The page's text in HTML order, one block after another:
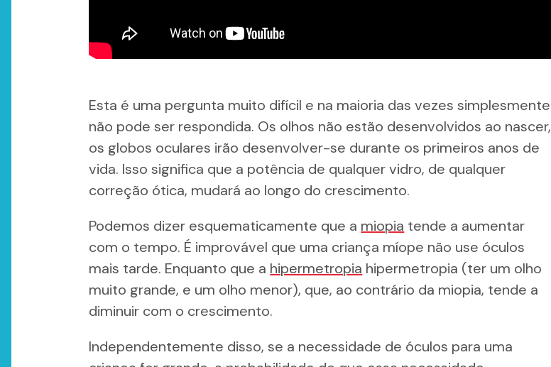
Esta é uma pergunta muito difícil e na maioria das vezes simplesmente
não pode ser respondida. Os olhos não estão desenvolvidos ao nascer,
os globos oculares irão desenvolver-se durante os primeiros anos de
vida. Isso significa que a potência de qualquer vidro, de qualquer
correção ótica, mudará ao longo do crescimento.
Podemos dizer esquematicamente que a miopia tende a aumentar
com o tempo. É improvável que uma criança míope não use óculos
mais tarde. Enquanto que a hipermetropia hipermetropia (ter um olho
muito grande, e um olho menor), que, ao contrário da miopia, tende a
diminuir com o crescimento.
Independentemente disso, se a necessidade de óculos para uma